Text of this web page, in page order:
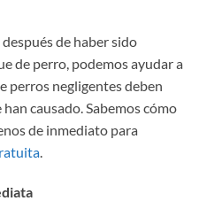
de haber sido
de perro, podemos ayudar a
perros negligentes deben
causado. Sabemos cómo
de inmediato para